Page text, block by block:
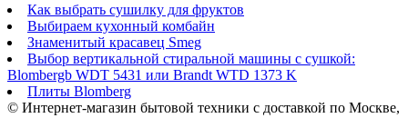
Как выбрать сушилку для фруктов
Выбираем кухонный комбайн
Знаменитый красавец Smeg
Выбор вертикальной стиральной машины с сушкой:
Blombergb WDT 5431 или Brandt WTD 1373 K
Плиты Blomberg
© Интернет-магазин бытовой техники с доставкой по Москве,